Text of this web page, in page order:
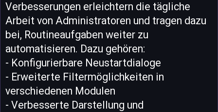
Verbesserungen erleichtern die tägliche
Arbeit von Administratoren und tragen dazu
bei, Routineaufgaben weiter zu
automatisieren. Dazu gehören:
- Konfigurierbare Neustartdialoge
- Erweiterte Filtermöglichkeiten in
verschiedenen Modulen
- Verbesserte Darstellung und